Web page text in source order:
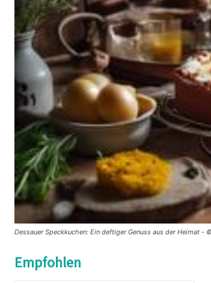
Dessauer Speckkuchen: Ein deftiger Genuss aus der Heimat -
Empfohlen